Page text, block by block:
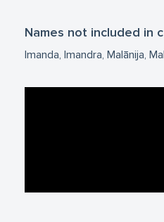
Names not included in
Imanda Imandra Malānija